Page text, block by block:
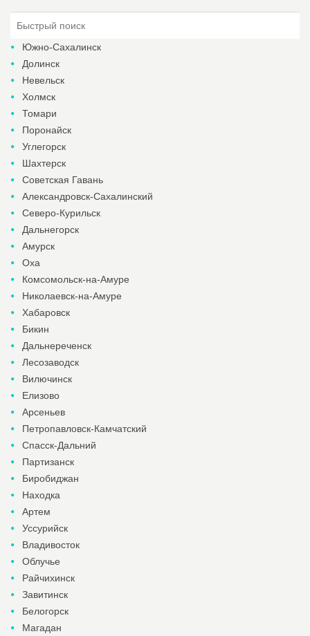
Южно-Сахалинск
Долинск
Невельск
Холмск
Томари
Поронайск
Углегорск
Шахтерск
Советская Гавань
Александровск-Сахалинский
Северо-Курильск
Дальнегорск
Амурск
Оха
Комсомольск-на-Амуре
Николаевск-на-Амуре
Хабаровск
Бикин
Дальнереченск
Лесозаводск
Вилючинск
Елизово
Арсеньев
Петропавловск-Камчатский
Спасск-Дальний
Партизанск
Биробиджан
Находка
Артем
Уссурийск
Владивосток
Облучье
Райчихинск
Завитинск
Белогорск
Магадан